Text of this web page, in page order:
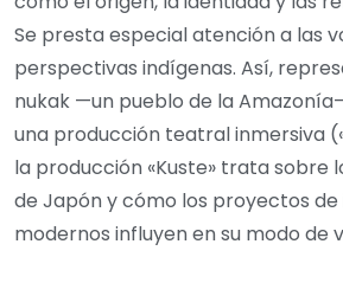
Se presta especial atención a las
perspectivas indígenas. Así,
nukak —un pueblo de la
una producción teatral inmersiva
la producción «Kuste» trata sobre
de Japón y cómo los proyectos
modernos influyen en su modo de